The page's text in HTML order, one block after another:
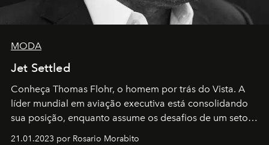
MODA
Jet Settled
Conheça Thomas Flohr, o homem por trás do Vista. A
líder mundial em aviação executiva está consolidando
sua posição, enquanto assume os desafios de um setor
em rápida evolução e redefinindo o conceito de luxo
21.01.2023 por Rosario Morabito